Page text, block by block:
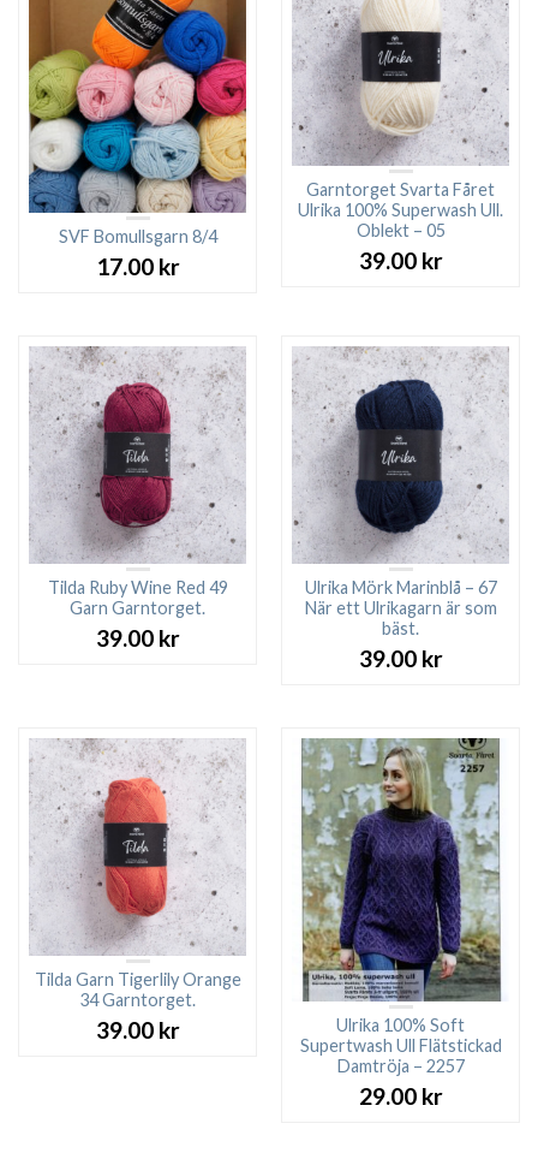
SVF Bomullsgarn 8/4
17.00 kr
Garntorget Svarta Fåret
Ulrika 100% Superwash Ull.
Oblekt – 05
39.00 kr
Tilda Ruby Wine Red 49
Garn Garntorget.
39.00 kr
Ulrika Mörk Marinblå – 67
När ett Ulrikagarn är som
bäst.
39.00 kr
Tilda Garn Tigerlily Orange
34 Garntorget.
39.00 kr
Ulrika 100% Soft
Supertwash Ull Flätstickad
Damtröja – 2257
29.00 kr